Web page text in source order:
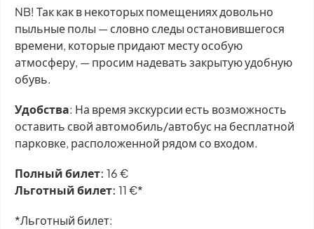
NB! Так как в некоторых помещениях довольно
пыльные полы — словно следы остановившегося
времени, которые придают месту особую
атмосферу, — просим надевать закрытую удобную
обувь.
Удобства: На время экскурсии есть возможность
оставить свой автомобиль/автобус на бесплатной
парковке, расположенной рядом со входом.
Полный билет: 16 €
Льготный билет: 11 €*
*Льготный билет: